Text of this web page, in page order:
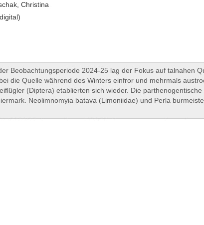
Christina